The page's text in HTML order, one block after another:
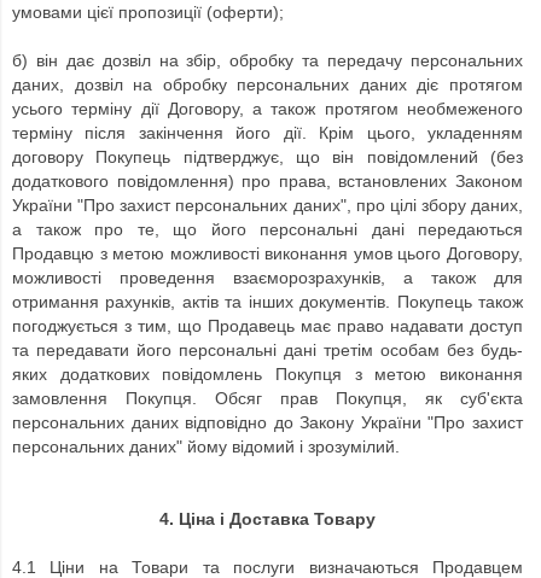
умовами цієї пропозиції (оферти);
б) він дає дозвіл на збір, обробку та передачу персональних
даних, дозвіл на обробку персональних даних діє протягом
усього терміну дії Договору, а також протягом необмеженого
терміну після закінчення його дії.
Крім цього, укладенням
договору Покупець підтверджує, що він повідомлений (без
додаткового повідомлення) про права, встановлених Законом
України "Про захист персональних даних", про цілі збору даних,
а також про те, що його персональні дані передаються
Продавцю з метою можливості виконання умов цього Договору,
можливості проведення взаєморозрахунків, а також для
отримання рахунків, актів та інших документів.
Покупець також
погоджується з тим, що Продавець має право надавати доступ
та передавати його персональні дані третім особам без будь-
яких додаткових повідомлень Покупця з метою виконання
замовлення Покупця.
Обсяг прав Покупця, як суб'єкта
персональних даних відповідно до Закону України "Про захист
персональних даних" йому відомий і зрозумілий.
4. Ціна і Доставка Товару
4.1 Ціни на Товари та послуги визначаються Продавцем